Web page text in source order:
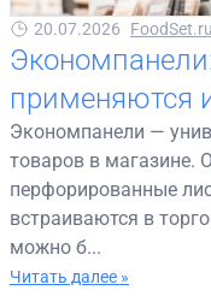
20.07.2026 FoodSet.ru
применяются
Экономпанели —
товаров в магазине.
перфорированные
встраиваются в
можно б...
Читать далее »